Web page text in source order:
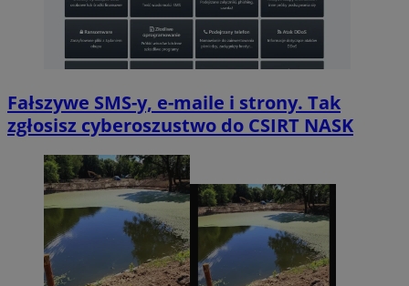
Fałszywe SMS-y, e-maile i strony. Tak
zgłosisz cyberoszustwo do CSIRT NASK